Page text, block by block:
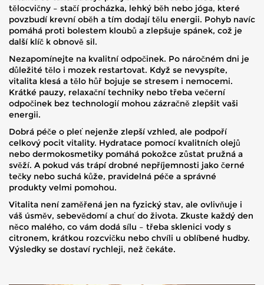
tělocvičny – stačí procházka, lehký běh nebo jóga, které
povzbudí krevní oběh a tím dodají tělu energii. Pohyb navíc
pomáhá proti bolestem kloubů a zlepšuje spánek, což je
další klíč k obnově sil.
Nezapomínejte na kvalitní odpočinek. Po náročném dni je
důležité tělo i mozek restartovat. Když se nevyspíte,
vitalita klesá a tělo hůř bojuje se stresem i nemocemi.
Krátké pauzy, relaxační techniky nebo třeba večerní
odpočinek bez technologií mohou zázračně zlepšit vaši
energii.
Dobrá péče o pleť nejenže zlepší vzhled, ale podpoří
celkový pocit vitality. Hydratace pomocí kvalitních olejů
nebo dermokosmetiky pomáhá pokožce zůstat pružná a
svěží. A pokud vás trápí drobné nepříjemnosti jako černé
tečky nebo suchá kůže, pravidelná péče a správné
produkty velmi pomohou.
Vitalita není zaměřená jen na fyzický stav, ale ovlivňuje i
váš úsměv, sebevědomí a chuť do života. Zkuste každý den
něco malého, co vám dodá sílu – třeba sklenici vody s
citronem, krátkou rozcvičku nebo chvíli u oblíbené hudby.
Výsledky se dostaví rychleji, než čekáte.